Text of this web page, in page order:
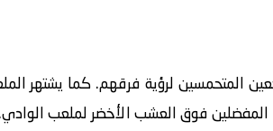
المتحمسين لرؤية فرقهم. كما يشتهر
المفضلين فوق العشب الأخضر لملعب الوادي.